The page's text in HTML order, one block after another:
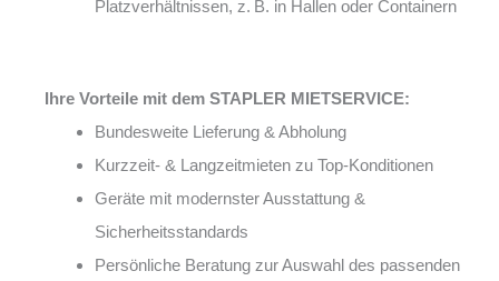
Platzverhältnissen, z. B. in Hallen oder Containern
Ihre Vorteile mit dem STAPLER MIETSERVICE:
Bundesweite Lieferung & Abholung
Kurzzeit- & Langzeitmieten zu Top-Konditionen
Geräte mit modernster Ausstattung &
Sicherheitsstandards
Persönliche Beratung zur Auswahl des passenden